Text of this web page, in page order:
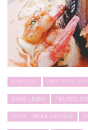
ALMOÇO AMÉRICA DO
BRASILEIRA FRUTOS
PARA IMPRESSIONAR